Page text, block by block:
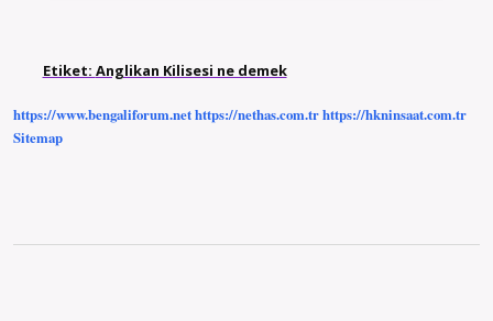
Etiket: Anglikan Kilisesi ne demek
https://www.bengaliforum.nethttps://nethas.com.trhttps://hkninsaat.com.tr
Sitemap